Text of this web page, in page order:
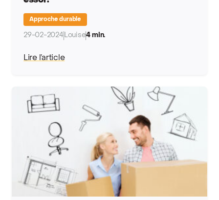
Approche durable
29-02-2024 Louise4 min.
Lire l’article